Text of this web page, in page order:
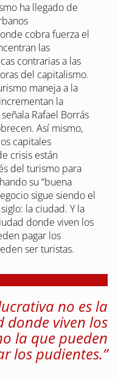
ha llegado de
cobra fuerza el
las
contrarias a las
del capitalismo.
maneja a la
la
Rafael Borrás
Así mismo,
capitales
crisis están
del turismo para
su “buena
sigue siendo el
la ciudad. Y la
donde viven los
pagar los
ser turistas.
no es la
donde viven los
la que pueden
los pudientes.”